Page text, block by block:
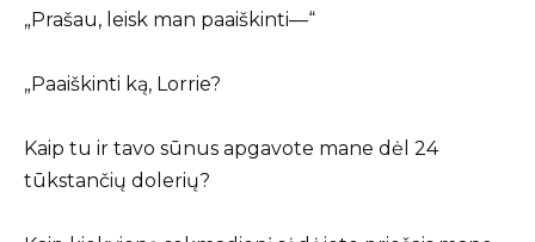
„Prašau, leisk man paaiškinti—“
„Paaiškinti ką, Lorrie?
Kaip tu ir tavo sūnus apgavote mane dėl 24
tūkstančių dolerių?